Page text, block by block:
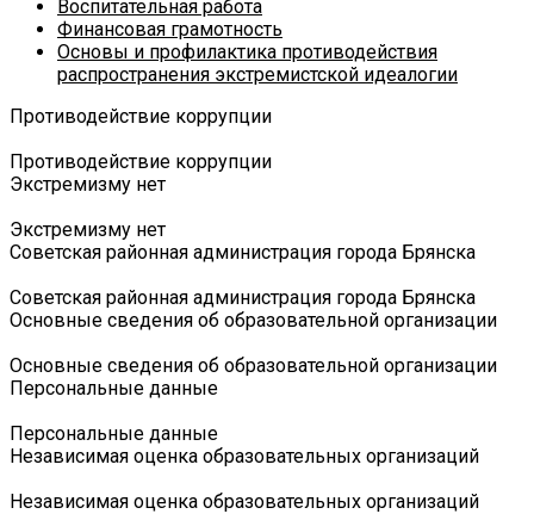
Воспитательная работа
Финансовая грамотность
Основы и профилактика противодействия
распространения экстремистской идеалогии
Противодействие коррупции
Противодействие коррупции
Экстремизму нет
Экстремизму нет
Советская районная администрация города Брянска
Советская районная администрация города Брянска
Основные сведения об образовательной организации
Основные сведения об образовательной организации
Персональные данные
Персональные данные
Независимая оценка образовательных организаций
Независимая оценка образовательных организаций